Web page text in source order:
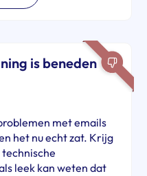
is beneden
met emails
het nu echt zat. Krijg
leek kan weten dat